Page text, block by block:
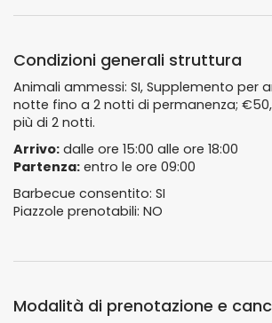
Condizioni generali struttura
Animali ammessi: SI, Supplemento per
notte fino a 2 notti di permanenza;
più di 2 notti.
Arrivo: dalle ore 15:00 alle ore 18:00
Partenza: entro le ore 09:00
Barbecue consentito: SI
Piazzole prenotabili: NO
Modalità di prenotazione e